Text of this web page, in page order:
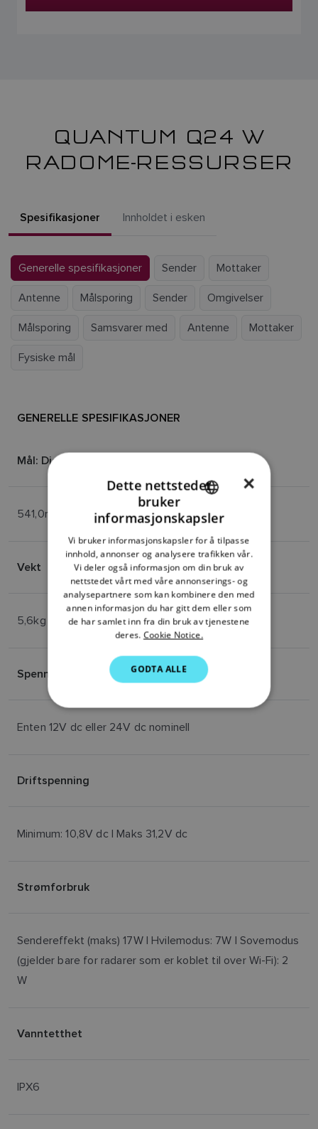
QUANTUM Q24 W
RADOME-RESSURSER
Spesifikasjoner Innholdet i esken
Generelle spesifikasjoner Sender Mottaker
Antenne Målsporing Sender Omgivelser
Målsporing Samsvarer med Antenne Mottaker
Fysiske mål
GENERELLE SPESIFIKASJONER
Mål: Diameter | Høyde
541,0mm | 209,5mm
Vekt
5,6kg
Spenning
Enten 12V dc eller 24V dc nominell
Driftspenning
Minimum: 10,8V dc | Maks 31,2V dc
Strømforbruk
Sendereffekt (maks) 17W | Hvilemodus: 7W | Sovemodus
(gjelder bare for radarer som er koblet til over Wi-Fi): 2
W
Vanntetthet
IPX6
DANISH
ITALIAN
SWEDISH
GERMAN
SPANISH
×
Dette nettstedet
bruker
informasjonskapsler
Vi bruker informasjonskapsler for å tilpasse
innhold, annonser og analysere trafikken vår.
Vi deler også informasjon om din bruk av
nettstedet vårt med våre annonserings- og
analysepartnere som kan kombinere den med
annen informasjon du har gitt dem eller som
de har samlet inn fra din bruk av tjenestene
deres. Cookie Notice.
GODTA ALLE